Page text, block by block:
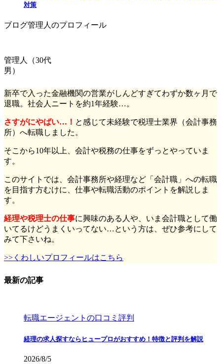
対策
ブログ管理人のプロフィール
管理人（30代
男）
新卒で入った金融機関の営業がしんどすぎてわずか数ヶ月で
退職。社会人ニートを約1年経験…。
さすがにやばい…！ と感じて未経験で税理士業界（会計事務
所）へ転職しました。
そこから10年以上、会計や税務の仕事をずっとやっていま
す。
このサイトでは、会計事務所や経理など「会計職」への転職
を目指す方むけに、仕事や転職活動のポイントを解説しま
す。
経理や税理士の仕事に興味のある人や、いま会計職として働
いてるけどうまくいってない…という方は、ぜひ参考にして
みて下さいね。
>>くわしいプロフィールはこちら
最新の記事
転職エージェントの口コミ評判
経理の求人探すならヒュープロがおすすめ！特徴と評判を解説
2026/8/5